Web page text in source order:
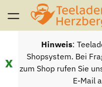
x
Hinweis:
Shopsystem. Bei
zum Shop rufen Sie
E-Mail